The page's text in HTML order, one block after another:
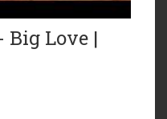
Big Love |